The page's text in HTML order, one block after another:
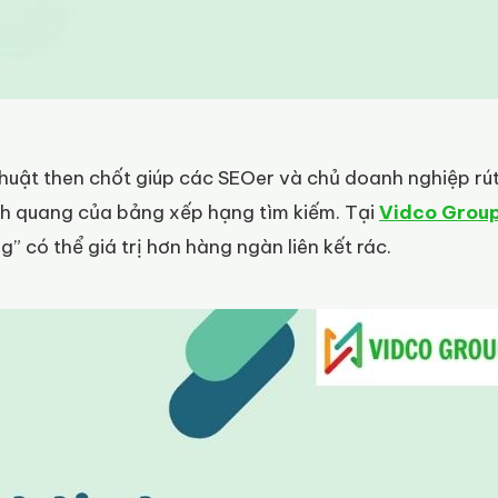
then chốt giúp các SEOer và chủ doanh nghiệp
quang của bảng xếp hạng tìm kiếm. Tại Vidco
có thể giá trị hơn hàng ngàn liên kết rác.